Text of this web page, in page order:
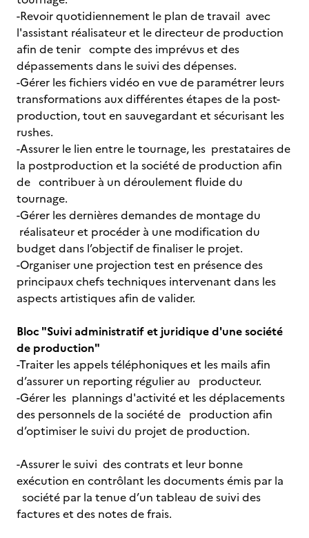
-Revoir quotidiennement le plan de travail avec
l'assistant réalisateur et le directeur de production
afin de tenir compte des imprévus et des
dépassements dans le suivi des dépenses.
-Gérer les fichiers vidéo en vue de paramétrer leurs
transformations aux différentes étapes de la post-
production, tout en sauvegardant et sécurisant les
rushes.
-Assurer le lien entre le tournage, les prestataires de
la postproduction et la société de production afin
de contribuer à un déroulement fluide du
tournage.
-Gérer les dernières demandes de montage du
réalisateur et procéder à une modification du
budget dans l’objectif de finaliser le projet.
-Organiser une projection test en présence des
principaux chefs techniques intervenant dans les
aspects artistiques afin de valider.
Bloc "Suivi administratif et juridique d'une société
de production"
-Traiter les appels téléphoniques et les mails afin
d’assurer un reporting régulier au producteur.
-Gérer les plannings d'activité et les déplacements
des personnels de la société de production afin
d’optimiser le suivi du projet de production.
-Assurer le suivi des contrats et leur bonne
exécution en contrôlant les documents émis par la
société par la tenue d’un tableau de suivi des
factures et des notes de frais.